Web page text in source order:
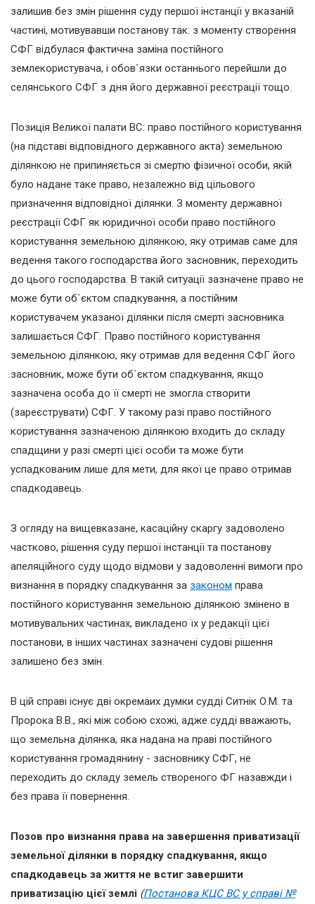
залишив без змін рішення суду першої інстанції у вказаній
частині, мотивувавши постанову так: з моменту створення
СФГ відбулася фактична заміна постійного
землекористувача, і обов`язки останнього перейшли до
селянського СФГ з дня його державної реєстрації тощо.
Позиція Великої палати ВС: право постійного користування
(на підставі відповідного державного акта) земельною
ділянкою не припиняється зі смертю фізичної особи, якій
було надане таке право, незалежно від цільового
призначення відповідної ділянки. З моменту державної
реєстрації СФГ як юридичної особи право постійного
користування земельною ділянкою, яку отримав саме для
ведення такого господарства його засновник, переходить
до цього господарства. В такій ситуації зазначене право не
може бути об`єктом спадкування, а постійним
користувачем указаної ділянки після смерті засновника
залишається СФГ. Право постійного користування
земельною ділянкою, яку отримав для ведення СФГ його
засновник, може бути об`єктом спадкування, якщо
зазначена особа до її смерті не змогла створити
(зареєструвати) СФГ. У такому разі право постійного
користування зазначеною ділянкою входить до складу
спадщини у разі смерті цієї особи та може бути
успадкованим лише для мети, для якої це право отримав
спадкодавець.
З огляду на вищевказане, касаційну скаргу задоволено
частково, рішення суду першої інстанції та постанову
апеляційного суду щодо відмови у задоволенні вимоги про
визнання в порядку спадкування за законом права
постійного користування земельною ділянкою змінено в
мотивувальних частинах, викладено їх у редакції цієї
постанови, в інших частинах зазначені судові рішення
залишено без змін.
В цій справі існує дві окремаих думки судді Ситнік О.М. та
Пророка В.В., які між собою схожі, адже судді вважають,
що земельна ділянка, яка надана на праві постійного
користування громадянину - засновнику СФГ, не
переходить до складу земель створеного ФГ назавжди і
без права її повернення.
Позов про визнання права на завершення приватизації
земельної ділянки в порядку спадкування, якщо
спадкодавець за життя не встиг завершити
приватизацію цієї землі (Постанова КЦСВСу справі №